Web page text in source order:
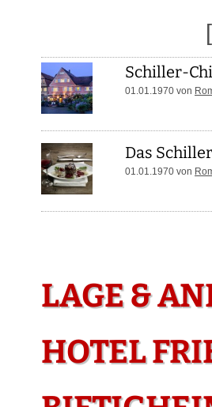
Schiller-
01.01.1970 von
Das
01.01.1970 von
LAGE &
HOTEL